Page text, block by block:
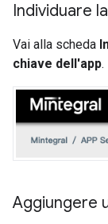
Individuare
Vai alla scheda
chiave dell'app.
Aggiungere